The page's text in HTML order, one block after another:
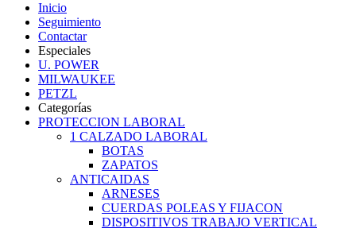
Inicio
Seguimiento
Contactar
Especiales
U. POWER
MILWAUKEE
PETZL
Categorías
PROTECCION LABORAL
1 CALZADO LABORAL
BOTAS
ZAPATOS
ANTICAIDAS
ARNESES
CUERDAS POLEAS Y FIJACON
DISPOSITIVOS TRABAJO VERTICAL